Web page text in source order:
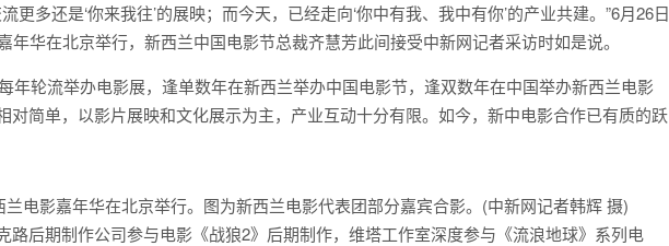
多还是‘你来我往’的展映；而今天，已经走向‘你中有我、我中有你’的产业共建。”6月26日
年华在北京举行，新西兰中国电影节总裁齐慧芳此间接受中新网记者采访时如是说。
轮流举办电影展，逢单数年在新西兰举办中国电影节，逢双数年在中国举办新西兰电影
对简单，以影片展映和文化展示为主，产业互动十分有限。如今，新中电影合作已有质的跃
电影嘉年华在北京举行。图为新西兰电影代表团部分嘉宾合影。(中新网记者韩辉 摄)
后期制作公司参与电影《战狼2》后期制作，维塔工作室深度参与《流浪地球》系列电